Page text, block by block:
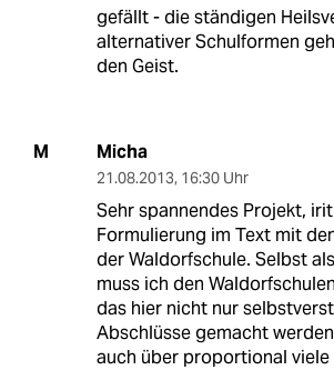
gefällt - die ständigen
alternativer Schulformen
den Geist.
M Micha
21.08.2013, 16:30 Uhr
Sehr spannendes Projekt,
Formulierung im Text mit
der Waldorfschule. Selbst
muss ich den
das hier nicht nur
Abschlüsse gemacht
auch über proportional